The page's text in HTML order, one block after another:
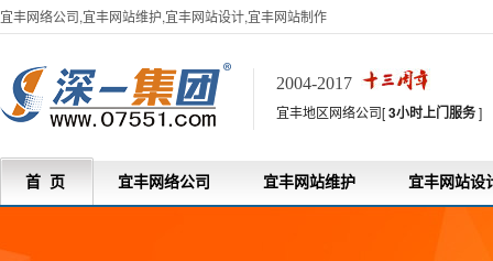
宜丰网络公司,宜丰网站维护,宜丰网站设计,宜丰网站制作
2004-2017
宜丰地区网络公司[3小时上门服务]
首 页 宜丰网络公司 宜丰网站维护 宜丰网站设